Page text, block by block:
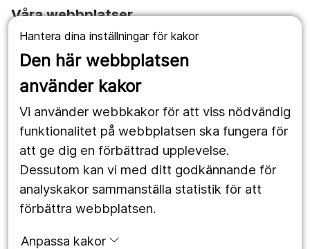
Hantera dina inställningar för kakor
Den här webbplatsen
använder kakor
Vi använder webbkakor för att viss nödvändig
funktionalitet på webbplatsen ska fungera för
att ge dig en förbättrad upplevelse.
Dessutom kan vi med ditt godkännande för
analyskakor sammanställa statistik för att
förbättra webbplatsen.
Anpassa kakor
Våra webbplatser
1177.se
Länstrafiken
Utveckling
Följ oss
Facebook